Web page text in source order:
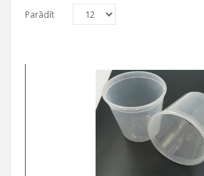
Parādīt
Select options